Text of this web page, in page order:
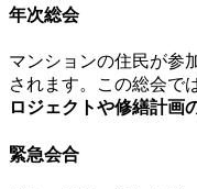
年次総会
マンションの住民が参
されます。この総会で
ロジェクトや修繕計画
緊急会合